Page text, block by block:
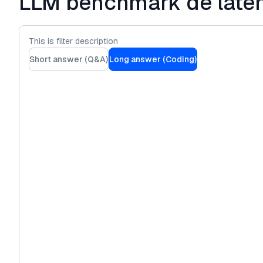
This is filter description
Short answer (Q&A)Long answer (Coding)